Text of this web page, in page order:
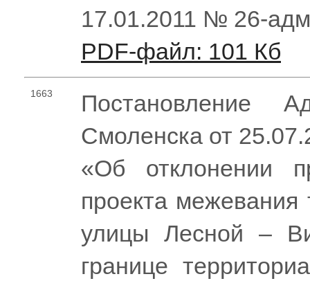
17.01.2011 № 26-
PDF-файл: 101 Кб
1663
Постановление
Смоленска от
«Об отклонении
проекта межевания
улицы Лесной –
границе